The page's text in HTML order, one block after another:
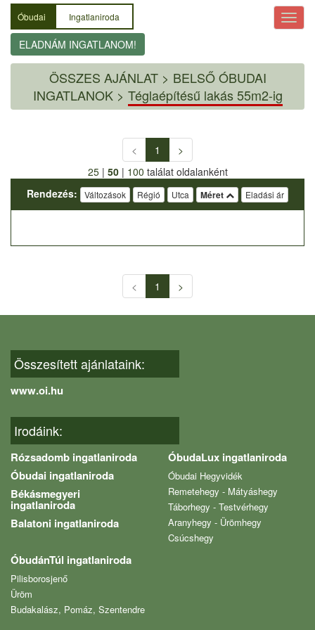
Óbudai Ingatlaniroda
ELADNÁM INGATLANOM!
ÖSSZES AJÁNLAT> BELSŐ ÓBUDAI
INGATLANOK > Téglaépítésű lakás 55m2-ig
< 1
>
25| 50| 100 találat oldalanként
Rendezés:
Változások Régió Utca Méret Eladási ár
< 1 >
Összesített ajánlataink:
www.oi.hu
Irodáink:
Rózsadomb ingatlaniroda
Óbudai ingatlaniroda
Békásmegyeri
ingatlaniroda
Balatoni ingatlaniroda
ÓbudaLux ingatlaniroda
Óbudai Hegyvidék
Remetehegy - Mátyáshegy
Táborhegy - Testvérhegy
Aranyhegy - Ürömhegy
Csúcshegy
ÓbudánTúl ingatlaniroda
Pilisborosjenő
Üröm
Budakalász, Pomáz, Szentendre